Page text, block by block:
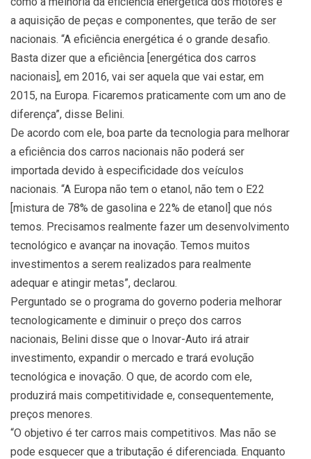
a aquisição de peças e componentes, que terão de ser
nacionais. “A eficiência energética é o grande desafio.
Basta dizer que a eficiência [energética dos carros
nacionais], em 2016, vai ser aquela que vai estar, em
2015, na Europa. Ficaremos praticamente com um ano de
diferença”, disse Belini.
De acordo com ele, boa parte da tecnologia para melhorar
a eficiência dos carros nacionais não poderá ser
importada devido à especificidade dos veículos
nacionais. “A Europa não tem o etanol, não tem o E22
[mistura de 78% de gasolina e 22% de etanol] que nós
temos. Precisamos realmente fazer um desenvolvimento
tecnológico e avançar na inovação. Temos muitos
investimentos a serem realizados para realmente
adequar e atingir metas”, declarou.
Perguntado se o programa do governo poderia melhorar
tecnologicamente e diminuir o preço dos carros
nacionais, Belini disse que o Inovar-Auto irá atrair
investimento, expandir o mercado e trará evolução
tecnológica e inovação. O que, de acordo com ele,
produzirá mais competitividade e, consequentemente,
preços menores.
“O objetivo é ter carros mais competitivos. Mas não se
pode esquecer que a tributação é diferenciada. Enquanto